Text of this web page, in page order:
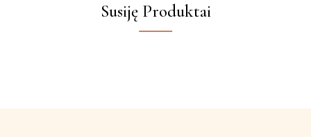
Susiję Produktai